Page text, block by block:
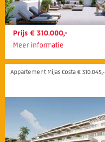
Prijs € 310.000,-
Meer informatie
Appartement Mijas Costa € 310.045,-